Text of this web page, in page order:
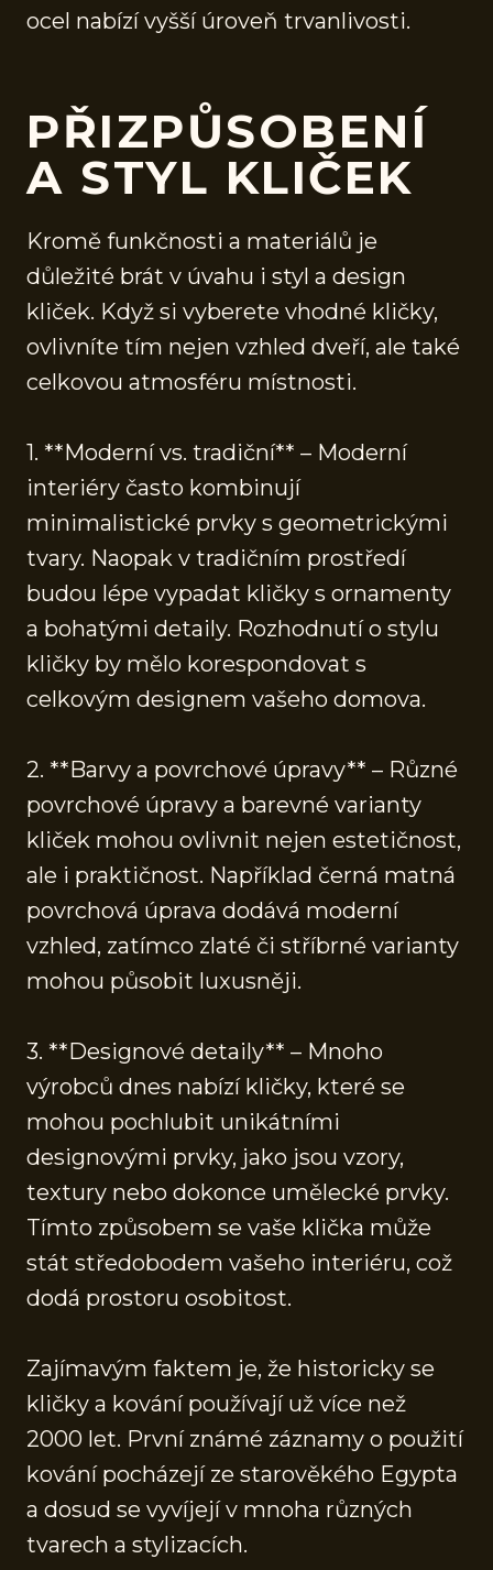
ocel nabízí vyšší úroveň trvanlivosti.
PŘIZPŮSOBENÍ
A STYL KLIČEK
Kromě funkčnosti a materiálů je
důležité brát v úvahu i styl a design
kliček. Když si vyberete vhodné kličky,
ovlivníte tím nejen vzhled dveří, ale také
celkovou atmosféru místnosti.
1. **Moderní vs. tradiční** – Moderní
interiéry často kombinují
minimalistické prvky s geometrickými
tvary. Naopak v tradičním prostředí
budou lépe vypadat kličky s ornamenty
a bohatými detaily. Rozhodnutí o stylu
kličky by mělo korespondovat s
celkovým designem vašeho domova.
2. **Barvy a povrchové úpravy** – Různé
povrchové úpravy a barevné varianty
kliček mohou ovlivnit nejen estetičnost,
ale i praktičnost. Například černá matná
povrchová úprava dodává moderní
vzhled, zatímco zlaté či stříbrné varianty
mohou působit luxusněji.
3. **Designové detaily** – Mnoho
výrobců dnes nabízí kličky, které se
mohou pochlubit unikátními
designovými prvky, jako jsou vzory,
textury nebo dokonce umělecké prvky.
Tímto způsobem se vaše klička může
stát středobodem vašeho interiéru, což
dodá prostoru osobitost.
Zajímavým faktem je, že historicky se
kličky a kování používají už více než
2000 let. První známé záznamy o použití
kování pocházejí ze starověkého Egypta
a dosud se vyvíjejí v mnoha různých
tvarech a stylizacích.